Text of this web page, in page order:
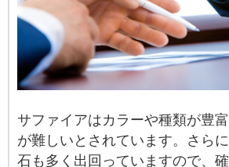
サファイアはカラーや種類が豊
が難しいとされています。さら
石も多く出回っていますので、